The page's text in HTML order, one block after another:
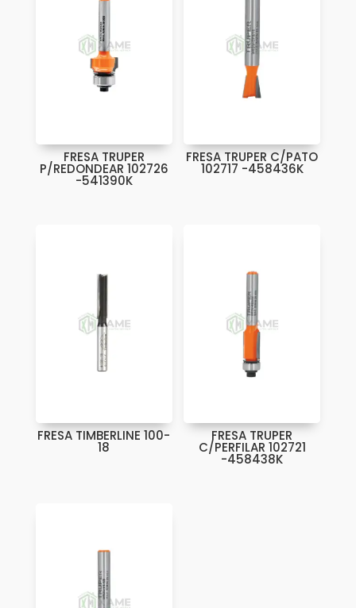
FRESA TRUPER
P/REDONDEAR 102726
-541390K
FRESA TRUPER C/PATO
102717 -458436K
FRESA TIMBERLINE 100-
18
FRESA TRUPER
C/PERFILAR 102721
-458438K